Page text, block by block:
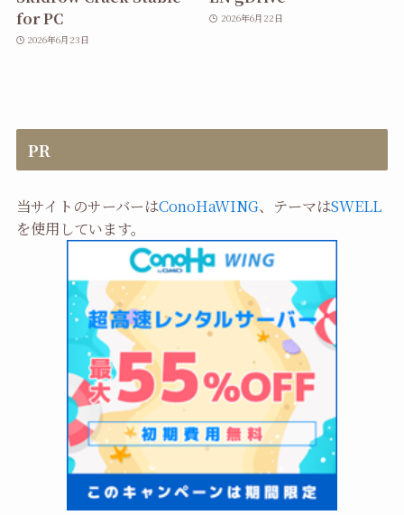
for PC
2026年6月23日
2026年6月22日
PR
当サイトのサーバーはConoHaWING、テーマはSWELL
を使用しています。